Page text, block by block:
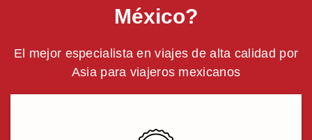
México?
El mejor especialista en viajes de alta calidad por
Asia para viajeros mexicanos